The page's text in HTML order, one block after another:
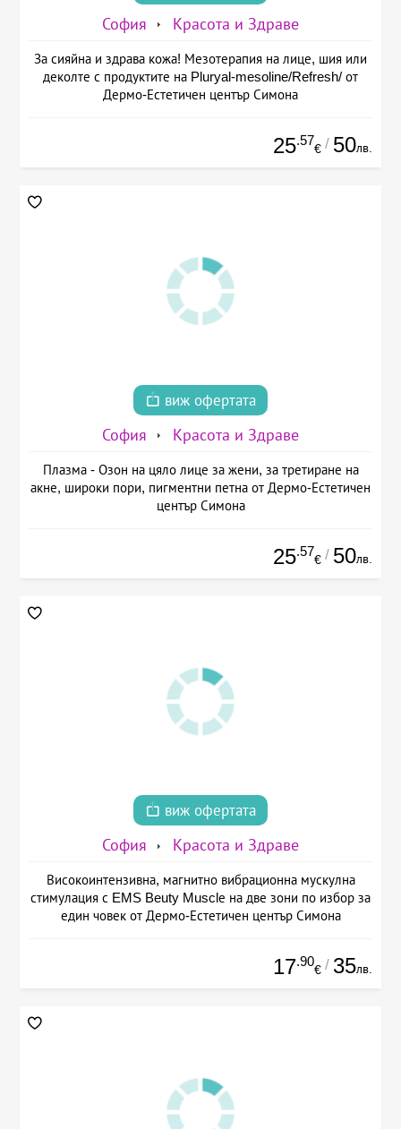
София Красота и Здраве
За сияйна и здрава кожа! Мезотерапия на лице, шия или
деколте с продуктите на Pluryal-mesoline/Refresh/ от
Дермо-Естетичен център Симона
25.57
€ / 50лв.
виж офертата
София Красота и Здраве
Плазма - Озон на цяло лице за жени, за третиране на
акне, широки пори, пигментни петна от Дермо-Естетичен
център Симона
25.57
€ / 50лв.
виж офертата
София Красота и Здраве
Високоинтензивна, магнитно вибрационна мускулна
стимулация с EMS Beuty Musclе на две зони по избор за
един човек от Дермо-Естетичен център Симона
17.90
€ / 35лв.